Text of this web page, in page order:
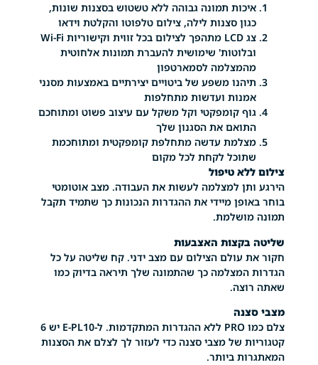
איכות תמונה גבוהה ללא טשטוש בסצנות שונות,
סצנות לילה, צילום טלפוטו והקלטת וידאו
צג LCD מתהפך לצילום בכל זווית וקישוריות Wi-Fi
ובלוטות' שימושית להעברת תמונות אלחוטית
לסמארטפון
תיהנו משפע של ביטויים יצירתיים באמצעות מסנני
ועדשות מתחלפות
גוף קומפקטי וקל משקל עם עיצוב פשוט ומתוחכם
את הסגנון שלך
מצלמת עדשה מתחלפת קומפקטית ומתוחכמת
לקחת לכל מקום
טיפול
הירגע ותן למצלמה לעשות את העבודה. מצב אוטומטי
בוחר באופן מיידי את ההגדרות הנכונות כך שתמיד תקבל
האצבעות
חקור את עולם הצילום עם מצב ידני. קח שליטה על כל
הגדרות המצלמה כך שהתמונה שלך תיראה בדיוק כמו
צלם כמו PRO ללא ההגדרות המתקדמות. ל-E-PL10 יש 6
קטגוריות של מצבי סצנה כדי לעזור לך לצלם את הסצנות
ביותר.